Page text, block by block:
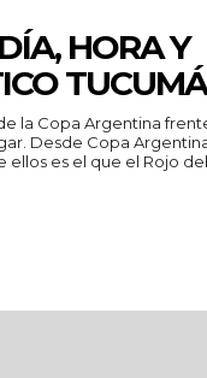
HORA Y
la Copa Argentina
es el que el Rojo